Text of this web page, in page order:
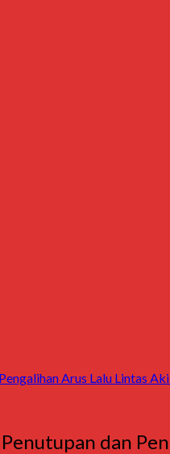
Arus Lalu Lintas
dan